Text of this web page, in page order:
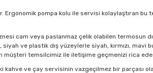
pompa kolu ile servisi kolaylaştıran
cam veya paslanmaz çelik olabilen termosun
ve plastik dış yüzeylerle siyah, kırmızı,
müşteri temsilcimiz ile iletişime geçmenizi rica
kahve ve çay servisinin vazgeçilmez bir parçası